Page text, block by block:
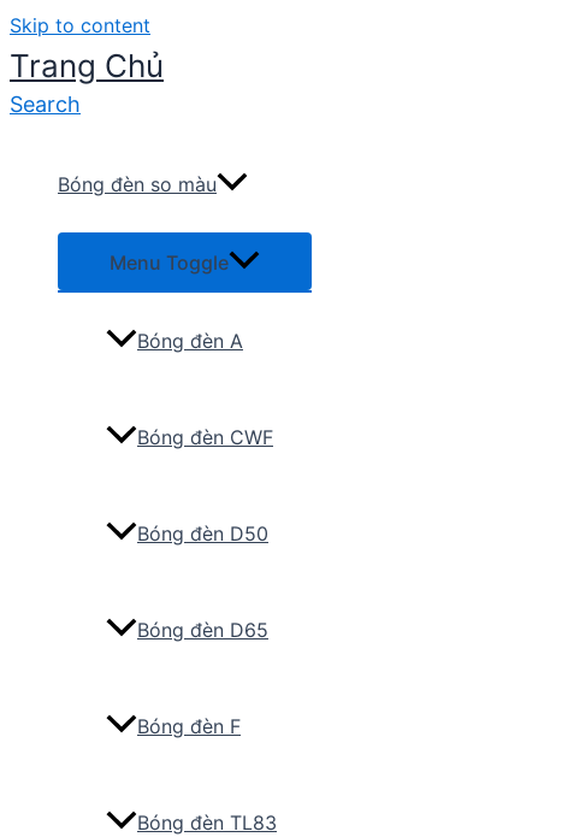
Skip to content
Trang Chủ
Search
Bóng đèn so màu
Menu Toggle
Bóng đèn A
Bóng đèn CWF
Bóng đèn D50
Bóng đèn D65
Bóng đèn F
Bóng đèn TL83